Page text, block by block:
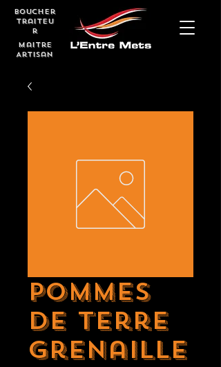
Maitre
Artisan
boucher
Traiteu
r
Pommes
de terre
grenaille